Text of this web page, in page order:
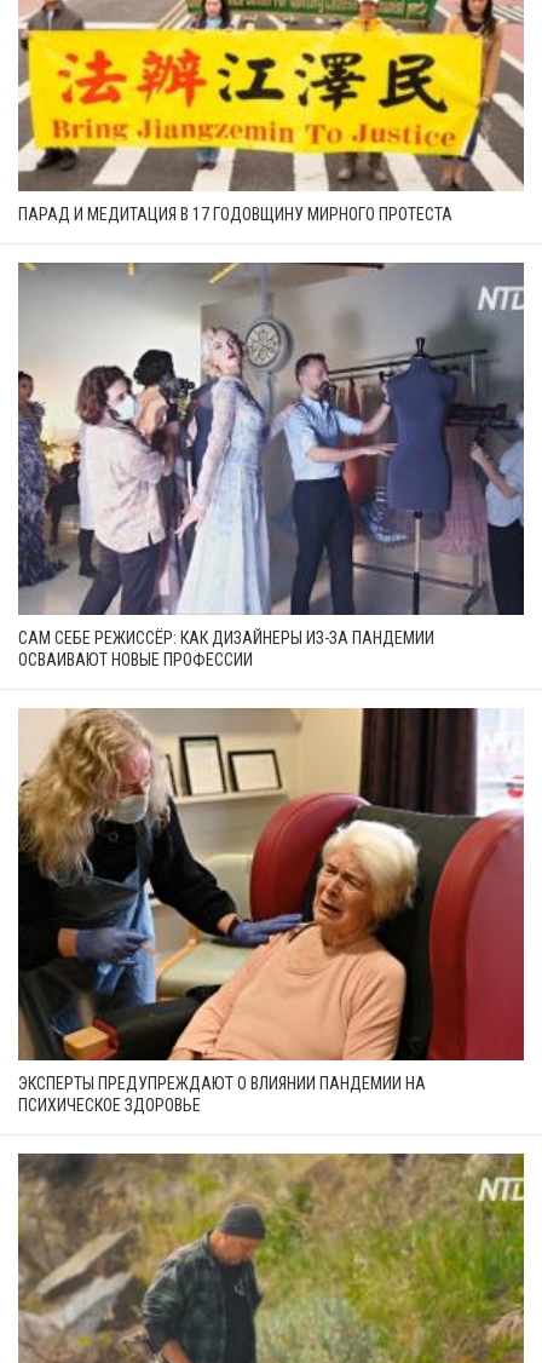
ПАРАД И МЕДИТАЦИЯ В 17 ГОДОВЩИНУ МИРНОГО ПРОТЕСТА
САМ СЕБЕ РЕЖИССЁР: КАК ДИЗАЙНЕРЫ ИЗ-ЗА ПАНДЕМИИ
ОСВАИВАЮТ НОВЫЕ ПРОФЕССИИ
ЭКСПЕРТЫ ПРЕДУПРЕЖДАЮТ О ВЛИЯНИИ ПАНДЕМИИ НА
ПСИХИЧЕСКОЕ ЗДОРОВЬЕ